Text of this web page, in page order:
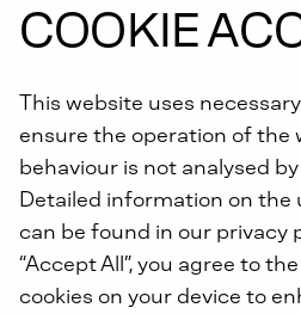
Vodou chladenéplynové
motoryDEUTZspájajú
šetrnosť kživotnému
všestrannosť.
radu 2.2/2.9 a ponúkajú
účinnosťpre náročné
aplikácie.
COOKIE
This website uses
ensure the operation of the
behaviour is not analysed
Detailed information on the
can be found in our privacy
“Accept All”, you agree to
cookies on your device to